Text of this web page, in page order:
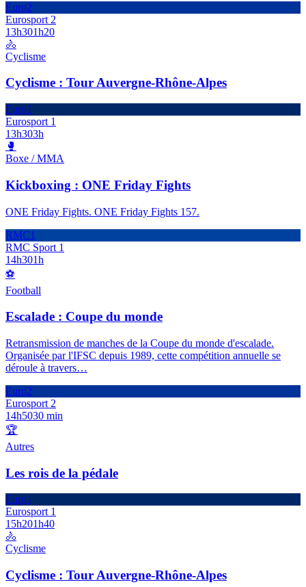
Euro2
Eurosport 2
13h301h20
🚴
Cyclisme
Cyclisme : Tour Auvergne-Rhône-Alpes
Euro1
Eurosport 1
13h303h
🥊
Boxe / MMA
Kickboxing : ONE Friday Fights
ONE Friday Fights. ONE Friday Fights 157.
RMC1
RMC Sport 1
14h301h
⚽
Football
Escalade : Coupe du monde
Retransmission de manches de la Coupe du monde d'escalade.
Organisée par l'IFSC depuis 1989, cette compétition annuelle se
déroule à travers…
Euro2
Eurosport 2
14h5030 min
🏆
Autres
Les rois de la pédale
Euro1
Eurosport 1
15h201h40
🚴
Cyclisme
Cyclisme : Tour Auvergne-Rhône-Alpes